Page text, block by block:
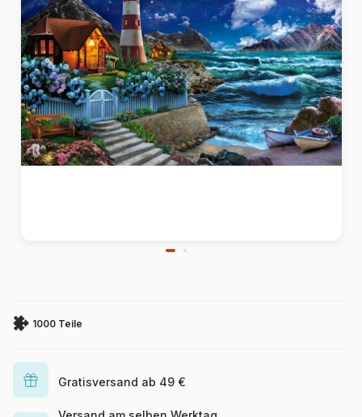
1000 Teile
Gratisversand ab 49 €